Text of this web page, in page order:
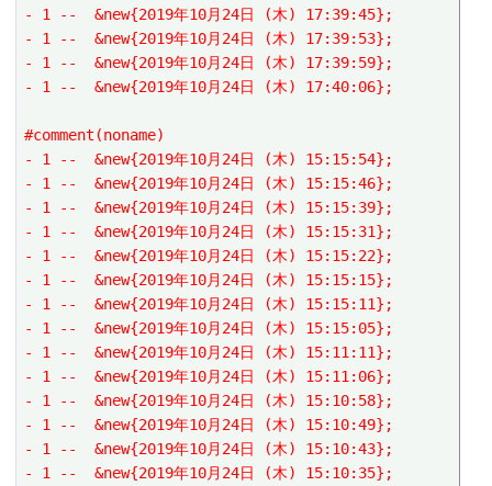
- 1 --  &new{2019年10月24日 (木) 17:39:45};
- 1 --  &new{2019年10月24日 (木) 17:39:53};
- 1 --  &new{2019年10月24日 (木) 17:39:59};
- 1 --  &new{2019年10月24日 (木) 17:40:06};
#comment(noname)
- 1 --  &new{2019年10月24日 (木) 15:15:54};
- 1 --  &new{2019年10月24日 (木) 15:15:46};
- 1 --  &new{2019年10月24日 (木) 15:15:39};
- 1 --  &new{2019年10月24日 (木) 15:15:31};
- 1 --  &new{2019年10月24日 (木) 15:15:22};
- 1 --  &new{2019年10月24日 (木) 15:15:15};
- 1 --  &new{2019年10月24日 (木) 15:15:11};
- 1 --  &new{2019年10月24日 (木) 15:15:05};
- 1 --  &new{2019年10月24日 (木) 15:11:11};
- 1 --  &new{2019年10月24日 (木) 15:11:06};
- 1 --  &new{2019年10月24日 (木) 15:10:58};
- 1 --  &new{2019年10月24日 (木) 15:10:49};
- 1 --  &new{2019年10月24日 (木) 15:10:43};
- 1 --  &new{2019年10月24日 (木) 15:10:35};